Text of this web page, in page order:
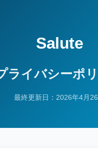
Salute
ライバシーポ
最終更新日：2026年4月